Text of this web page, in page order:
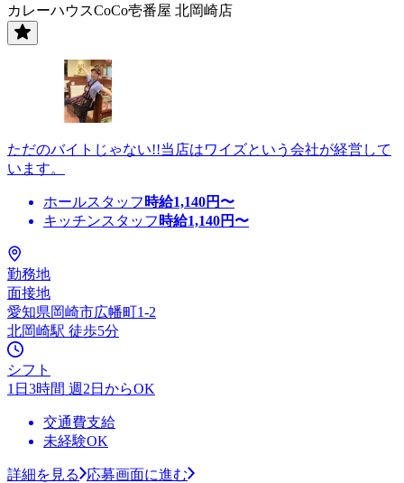
カレーハウスCoCo壱番屋 北岡崎店
ただのバイトじゃない!!当店はワイズという会社が経営して
います。
ホールスタッフ 時給1,140円〜
キッチンスタッフ 時給1,140円〜
勤務地
面接地
愛知県岡崎市広幡町1-2
北岡崎駅 徒歩5分
シフト
1日3時間 週2日からOK
交通費支給
未経験OK
詳細を見る
応募画面に進む